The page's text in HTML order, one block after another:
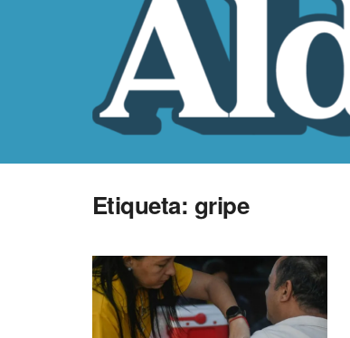
Etiqueta: gripe